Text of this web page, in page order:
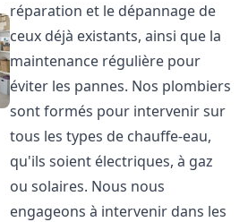
réparation et le dépannage de
ceux déjà existants, ainsi que la
maintenance régulière pour
éviter les pannes. Nos plombiers
sont formés pour intervenir sur
tous les types de chauffe-eau,
qu'ils soient électriques, à gaz
ou solaires. Nous nous
engageons à intervenir dans les